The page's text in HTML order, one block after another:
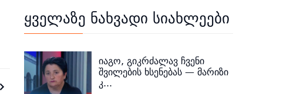
ყველაზე ნახვადი სიახლეები
იაგო, გიკრძალავ ჩვენი
შვილების ხსენებას — მარიზი
კ...